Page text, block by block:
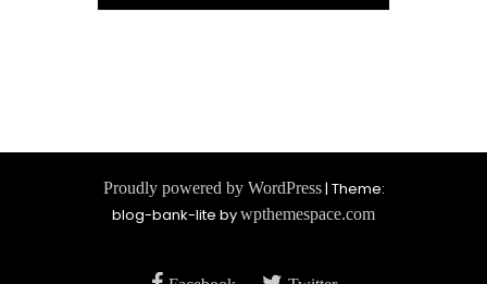
Proudly powered by WordPress | Theme:
blog-bank-lite bywpthemespace.com